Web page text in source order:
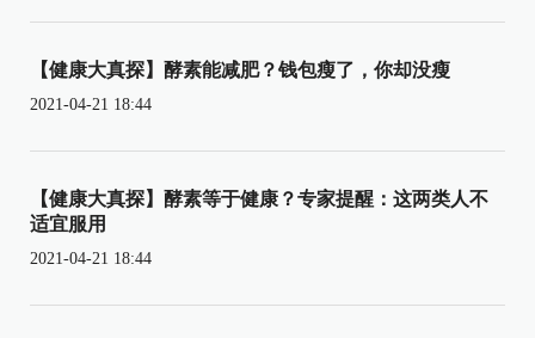
【健康大真探】酵素能减肥？钱包瘦了，你却没瘦
2021-04-21 18:44
【健康大真探】酵素等于健康？专家提醒：这两类人不
适宜服用
2021-04-21 18:44